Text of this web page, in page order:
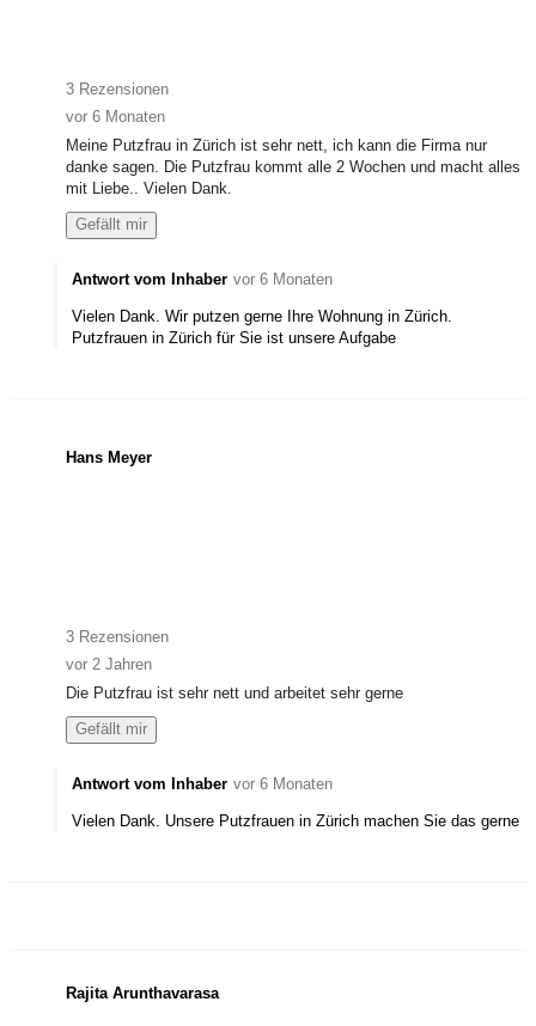
3 Rezensionen
vor 6 Monaten
Meine Putzfrau in Zürich ist sehr nett, ich kann die Firma nur
danke sagen. Die Putzfrau kommt alle 2 Wochen und macht alles
mit Liebe.. Vielen Dank.
Gefällt mir
Antwort vom Inhaber vor 6 Monaten
Vielen Dank. Wir putzen gerne Ihre Wohnung in Zürich.
Putzfrauen in Zürich für Sie ist unsere Aufgabe
Hans Meyer
3 Rezensionen
vor 2 Jahren
Die Putzfrau ist sehr nett und arbeitet sehr gerne
Gefällt mir
Antwort vom Inhaber vor 6 Monaten
Vielen Dank. Unsere Putzfrauen in Zürich machen Sie das gerne
Rajita Arunthavarasa